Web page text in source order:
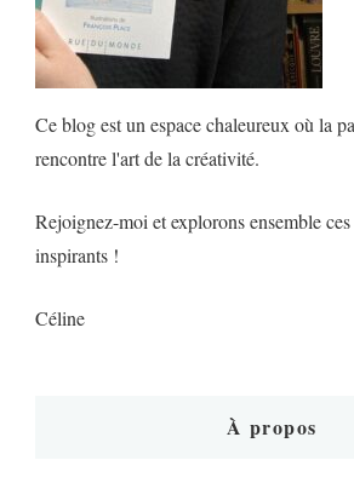
Ce blog est un espace chaleureux où la
rencontre l'art de la créativité.
Rejoignez-moi et explorons ensemble
inspirants !
Céline
À propos